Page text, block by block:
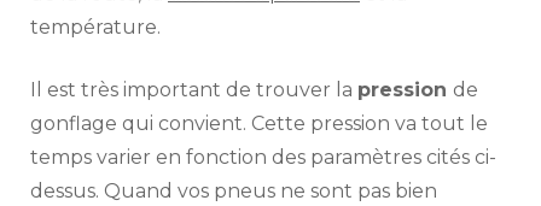
température.
Il est très important de trouver la pression de
gonflage qui convient. Cette pression va tout le
temps varier en fonction des paramètres cités ci-
dessus. Quand vos pneus ne sont pas bien